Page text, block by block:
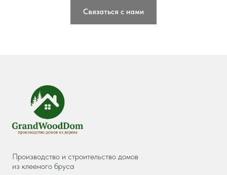
Связаться с нами
Производство и строительство домов
из клееного бруса